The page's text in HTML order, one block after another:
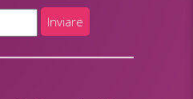
Inviare